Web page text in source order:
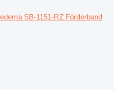
SB-1151-RZ Förderband